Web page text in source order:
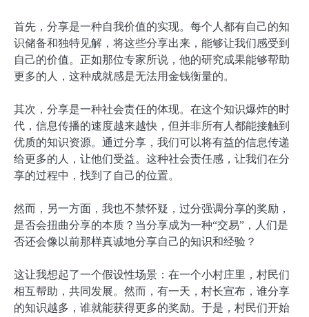
首先，分享是一种自我价值的实现。每个人都有自己的知
识储备和独特见解，将这些分享出来，能够让我们感受到
自己的价值。正如那位专家所说，他的研究成果能够帮助
更多的人，这种成就感是无法用金钱衡量的。
其次，分享是一种社会责任的体现。在这个知识爆炸的时
代，信息传播的速度越来越快，但并非所有人都能接触到
优质的知识资源。通过分享，我们可以将有益的信息传递
给更多的人，让他们受益。这种社会责任感，让我们在分
享的过程中，找到了自己的位置。
然而，另一方面，我也不禁怀疑，过分强调分享的奖励，
是否会扭曲分享的本质？当分享成为一种“交易”，人们是
否还会像以前那样真诚地分享自己的知识和经验？
这让我想起了一个假设性场景：在一个小村庄里，村民们
相互帮助，共同发展。然而，有一天，村长宣布，谁分享
的知识越多，谁就能获得更多的奖励。于是，村民们开始